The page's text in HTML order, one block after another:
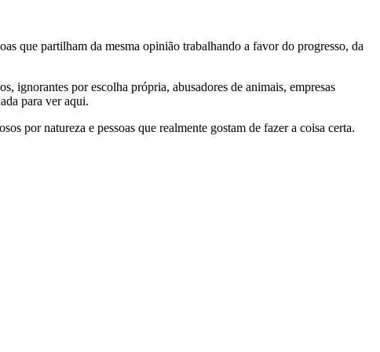
que partilham da mesma opinião trabalhando a favor do progresso, da
ignorantes por escolha própria, abusadores de animais, empresas
para ver aqui.
por natureza e pessoas que realmente gostam de fazer a coisa certa.